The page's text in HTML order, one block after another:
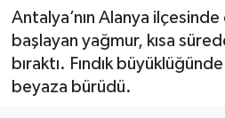
Antalya’nın Alanya
başlayan yağmur, kısa
bıraktı. Fındık
beyaza bürüdü.
Eğitim
Ekonomi
Süper Lig Puan Durumu
Tüm Manşetler